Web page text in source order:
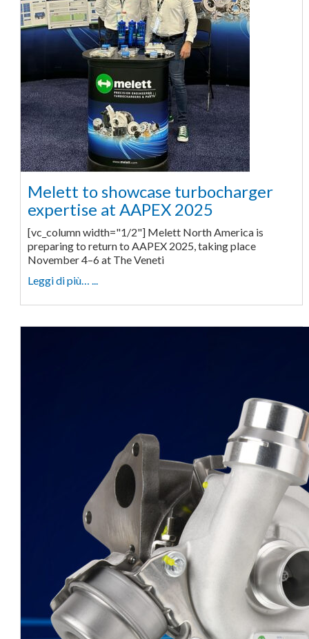
Melett to showcase turbocharger
expertise at AAPEX 2025
[vc_column width="1/2"] Melett North America is
preparing to return to AAPEX 2025, taking place
November 4–6 at The Veneti
Leggi di più… ...